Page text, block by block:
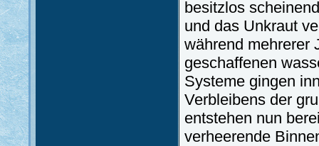
besitzlos
und das Unkraut
während mehrerer
geschaffenen
Systeme gingen
Verbleibens der
entstehen nun
verheerende